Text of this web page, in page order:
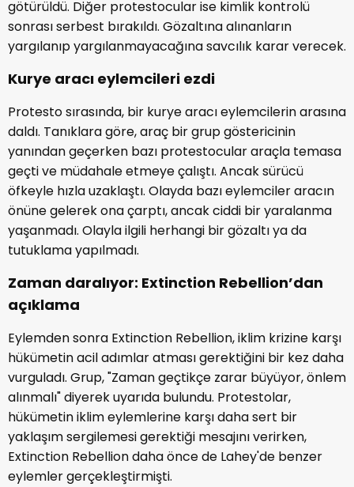
götürüldü. Diğer protestocular ise kimlik kontrolü
sonrası serbest bırakıldı. Gözaltına alınanların
yargılanıp yargılanmayacağına savcılık karar verecek.
Kurye aracı eylemcileri ezdi
Protesto sırasında, bir kurye aracı eylemcilerin arasına
daldı. Tanıklara göre, araç bir grup göstericinin
yanından geçerken bazı protestocular araçla temasa
geçti ve müdahale etmeye çalıştı. Ancak sürücü
öfkeyle hızla uzaklaştı. Olayda bazı eylemciler aracın
önüne gelerek ona çarptı, ancak ciddi bir yaralanma
yaşanmadı. Olayla ilgili herhangi bir gözaltı ya da
tutuklama yapılmadı.
Zaman daralıyor: Extinction Rebellion’dan
açıklama
Eylemden sonra Extinction Rebellion, iklim krizine karşı
hükümetin acil adımlar atması gerektiğini bir kez daha
vurguladı. Grup, "Zaman geçtikçe zarar büyüyor, önlem
alınmalı" diyerek uyarıda bulundu. Protestolar,
hükümetin iklim eylemlerine karşı daha sert bir
yaklaşım sergilemesi gerektiği mesajını verirken,
Extinction Rebellion daha önce de Lahey'de benzer
eylemler gerçekleştirmişti.